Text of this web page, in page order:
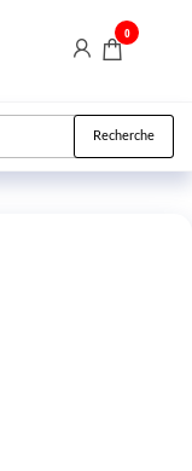
0
Recherche